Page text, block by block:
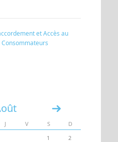
UN ACCÈS
et Accès au
Consommateurs
»
J V S
D
1
2